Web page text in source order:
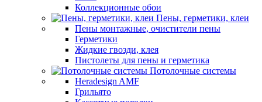
Коллекционные обои
Пены, герметики, клеи
Пены монтажные, очистители пены
Герметики
Жидкие гвозди, клея
Пистолеты для пены и герметика
Потолочные системы
Heradesign AMF
Грильято